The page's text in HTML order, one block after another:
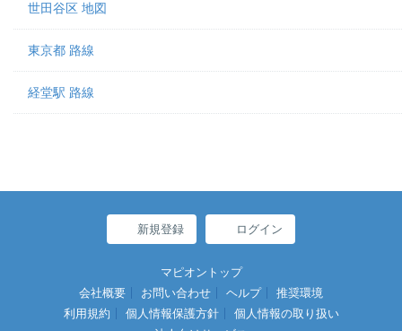
世田谷区 地図
東京都 路線
経堂駅 路線
新規登録 ログイン
マピオントップ
会社概要
お問い合わせ ヘルプ
推奨環境
利用規約
個人情報保護方針
個人情報の取り扱い